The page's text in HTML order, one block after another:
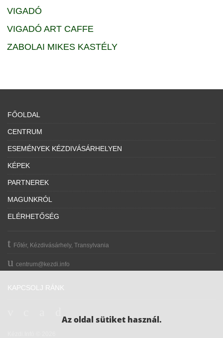
VIGADÓ
VIGADÓ ART CAFFE
ZABOLAI MIKES KASTÉLY
FŐOLDAL
CENTRUM
ESEMÉNYEK KÉZDIVÁSÁRHELYEN
KÉPEK
PARTNEREK
MAGUNKRÓL
ELÉRHETŐSÉG
Főtér, Kézdivásárhely, Transylvania
centrum@kezdi.info
KAPCSOLJ RÁNK
Az oldal sütiket használ.